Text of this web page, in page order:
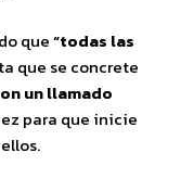
que“todas las
que se concrete
un llamado
para que inicie